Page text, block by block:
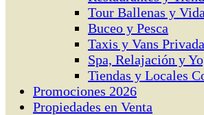
Tour Ballenas y
Buceo y Pesca
Taxis y Vans
Spa, Relajación y
Tiendas y Locales
Promociones 2026
Propiedades en Venta